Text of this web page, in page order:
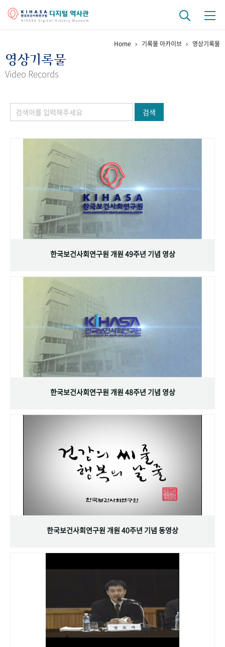
걸어온 길 기관 변천사
정책과 연구 키워드로 보는 연구 역사
연구자들
기록물 아카이브
사진 아카이브 문서 기록물 행정박물 영상 기록물
주년 기념
성과 50선 숫자로 보는 50년
VR 역사관
Home 기록물 아카이브 영상기록물
영상기록물
Video Records
검색
한국보건사회연구원 개원 49주년 기념 영상
한국보건사회연구원 개원 48주년 기념 영상
한국보건사회연구원 개원 40주년 기념 동영상